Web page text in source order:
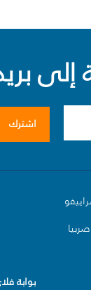
اشترك
صربيا
بوابة